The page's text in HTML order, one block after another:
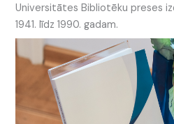
Universitātes Bibliotēku preses
1941. līdz 1990. gadam.